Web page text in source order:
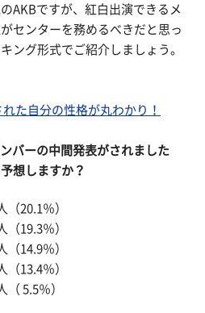
AKBですが、紅白出演できるメ
センターを務めるべきだと思っ
ング形式でご紹介しましょう。
た自分の性格が丸わかり！
バーの中間発表がされました
想しますか？
20.1％）
19.3％）
14.9％）
13.4％）
5.5％）